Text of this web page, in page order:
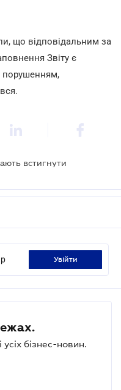
що відповідальним за
Звіту є
порушенням,
встигнути
увійти
бізнес-новин.